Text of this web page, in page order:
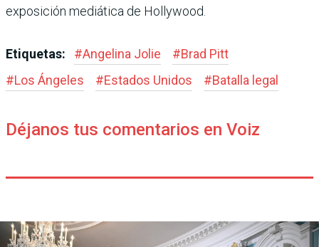
exposición mediática de Hollywood.
Etiquetas: #Angelina Jolie #Brad Pitt
#Los Ángeles #Estados Unidos #Batalla legal
Déjanos tus comentarios en Voiz